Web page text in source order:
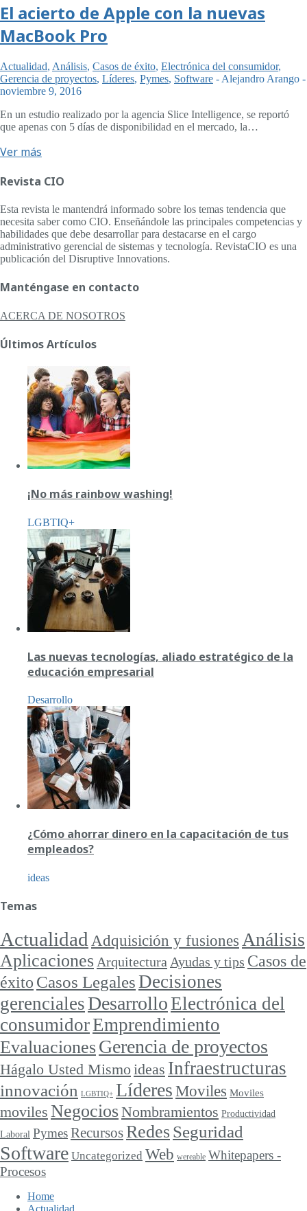
El acierto de Apple con la nuevas
MacBook Pro
Actualidad, Análisis, Casos de éxito, Electrónica del consumidor,
Gerencia de proyectos, Líderes, Pymes, Software - Alejandro Arango -
noviembre 9, 2016
En un estudio realizado por la agencia Slice Intelligence, se reportó
que apenas con 5 días de disponibilidad en el mercado, la…
Ver más
Revista CIO
Esta revista le mantendrá informado sobre los temas tendencia que
necesita saber como CIO. Enseñándole las principales competencias y
habilidades que debe desarrollar para destacarse en el cargo
administrativo gerencial de sistemas y tecnología. RevistaCIO es una
publicación del Disruptive Innovations.
Manténgase en contacto
ACERCA DE NOSOTROS
Últimos Artículos
¡No más rainbow washing!
LGBTIQ+
Las nuevas tecnologías, aliado estratégico de la
educación empresarial
Desarrollo
¿Cómo ahorrar dinero en la capacitación de tus
empleados?
ideas
Temas
Actualidad Adquisición y fusionesAnálisis
Aplicaciones Arquitectura Ayudas y tips Casos de
éxito Casos LegalesDecisiones
gerenciales DesarrolloElectrónica del
consumidorEmprendimiento
Evaluaciones Gerencia de proyectos
Hágalo Usted Mismo ideas Infraestructuras
innovación LGBTIQ+ LíderesMoviles Moviles
moviles Negocios Nombramientos Productividad
Laboral PymesRecursosRedes Seguridad
Software Uncategorized Web wereable Whitepapers -
Procesos
Home